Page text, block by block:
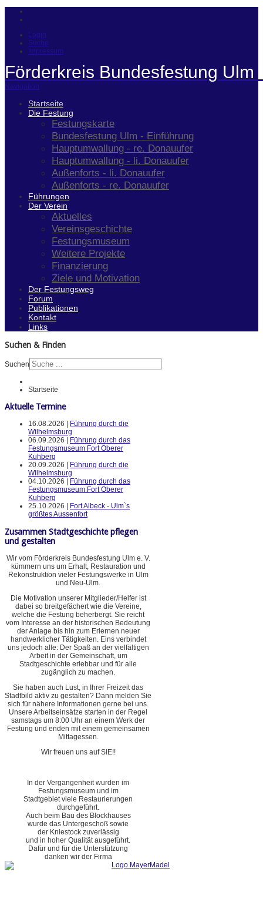
Login
Suche
Impressum
Förderkreis Bundesfestung Ulm
Navigation
Startseite
Die Festung
Festungskarte
Bundesfestung Ulm - Einführung
Hauptumwallung - re. Donauufer
Hauptumwallung - li. Donauufer
Außenforts - li. Donauufer
Außenforts - re. Donauufer
Führungen
Der Verein
Aktuelles
Vereinsgeschichte
Festungsmuseum
Weitere Projekte
Finanzierung
Ziele und Motivation
Der Festungsweg
Forum
Publikationen
Kontakt
Links
Suchen & Finden
Suchen
Startseite
Aktuelle Termine
16.08.2026 |
Führung durch die
Wilhelmsburg
06.09.2026 |
Führung durch das
Festungsmuseum Fort Oberer
Kuhberg
20.09.2026 |
Führung durch die
Wilhelmsburg
04.10.2026 |
Führung durch das
Festungsmuseum Fort Oberer
Kuhberg
25.10.2026 |
Fort Albeck - Ulm`s
größtes Aussenfort
Zusammen Stadtgeschichte pflegen
und gestalten
Wir vom Förderkreis Bundesfestung Ulm e. V.
kümmern uns um Erhalt, Restauration und
Rekonstruktion vieler Festungswerke in Ulm
und Neu-Ulm.
Die Motivation unserer Mitglieder/Helfer ist
dabei so breitgefächert wie die Vereine,
welche die Festung beherbergt. Sie reicht
vom Interesse an der historischen Bedeutung
der Anlage bis hin zum Erlernen neuer
handwerklicher Tätigkeiten. Eins verbindet
uns jedoch alle: Der Spaß an der vielfältigen
Arbeit in der Gemeinschaft, um
Stadtgeschichte erlebbar und für alle
zugänglich zu machen.
Sie haben auch Lust, in Ihrer Freizeit das
Stadtbild aktiv zu gestalten? Dann melden Sie
sich für nähere Informationen gerne bei uns.
Unsere Arbeitseinsätze starten in der Regel
samstags um 8:00 Uhr an einem Werk der
Festung und enden mit einem gemeinsamen
Mittagessen.
Wir freuen uns auf SIE!!
In der Vergangenheit wurden im
Festungsmuseum und im
Stadtgebiet viele Restaurierungen
durchgeführt.
Auch beim Bau des Blockhauses
wurde das Untergeschoß sowie
der Kniestock zuverlässig
und in hoher Qualität ausgeführt.
Dafür und für die Unterstützung
danken wir der Firma